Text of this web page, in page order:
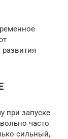
при запуске
часто
сильный,